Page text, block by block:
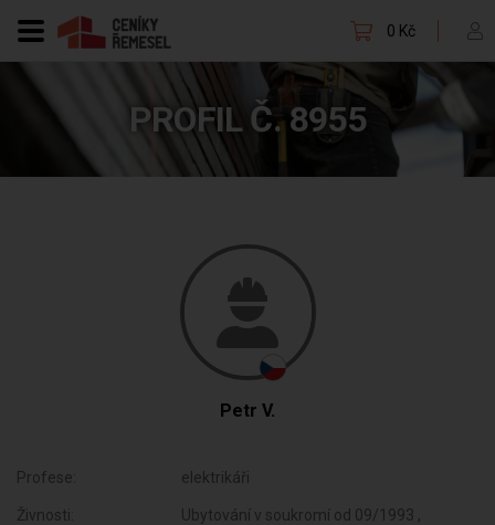
0 Kč
PROFIL Č. 8955
Petr V.
Profese: elektrikáři
Živnosti:
Ubytování v soukromí od 09/1993 ,